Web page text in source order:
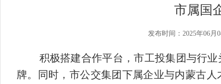
市属国
发布时间：2025年06月
积极搭建合作平台，市工投集团与行
牌。同时，市公交集团下属企业与内蒙古